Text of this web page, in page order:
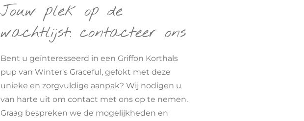
Jouw plek op de
wachtlijst: contacteer ons
Bent u geïnteresseerd in een Griffon Korthals
pup van Winter's Graceful, gefokt met deze
unieke en zorgvuldige aanpak? Wij nodigen u
van harte uit om contact met ons op te nemen.
Graag bespreken we de mogelijkheden en